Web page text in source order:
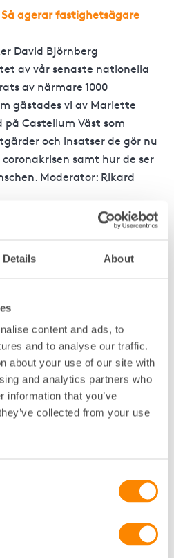
Details About
content and ads, to
and to analyse our traffic.
about your use of our site with
and analytics partners who
information that you’ve
collected from your use
agerar fastighetsägare
David Björnberg
av vår senaste nationella
av närmare 1000
gästades vi av Mariette
på Castellum Väst som
och insatser de gör nu
samt hur de ser
Moderator: Rikard
hanterar du momsen på
vi återigen live från
vecka gästades vi av
Heikel, näringspolitiskt
Så påverkas byggprojekt
fokuserade vi på hur
drabbas av coronakrisen.
diskussion om den nya
stödpaketet för